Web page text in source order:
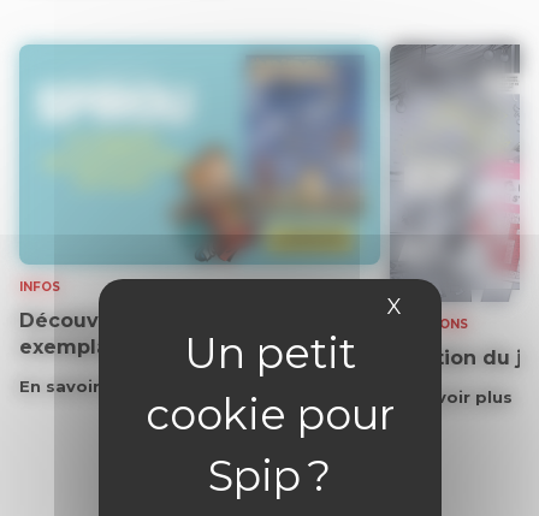
X Masquer le
INFOS
Découvrez gratuitement un
exemplaire du journal !
En savoir plus
SOLUTIONS
Solution du
En savoir plus